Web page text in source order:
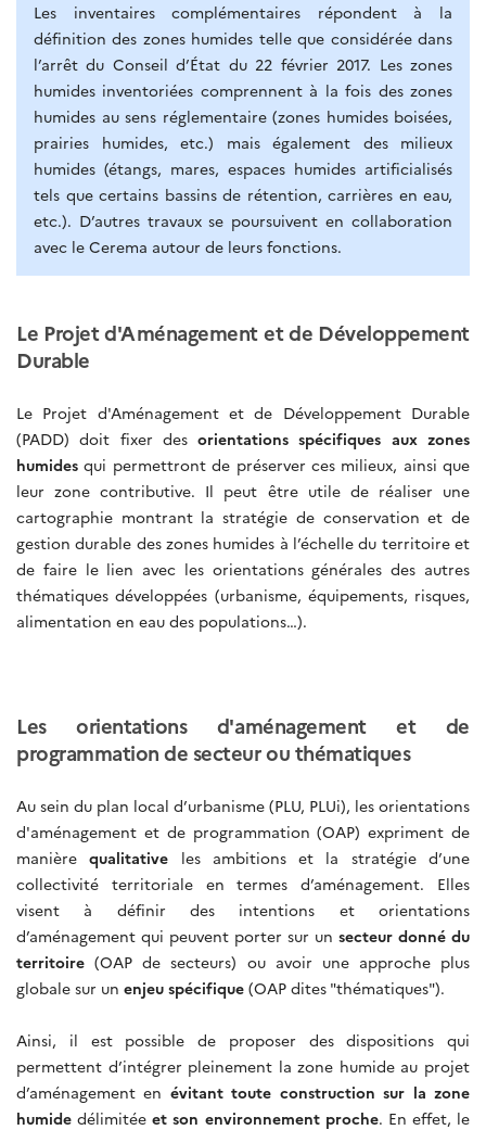
Les inventaires complémentaires répondent à la
définition des zones humides telle que considérée dans
l’arrêt du Conseil d’État du 22 février 2017. Les zones
humides inventoriées comprennent à la fois des zones
humides au sens réglementaire (zones humides boisées,
prairies humides, etc.) mais également des milieux
humides (étangs, mares, espaces humides artificialisés
tels que certains bassins de rétention, carrières en eau,
etc.). D’autres travaux se poursuivent en collaboration
avec le Cerema autour de leurs fonctions.
Le Projet d'Aménagement et de Développement
Durable
Le Projet d'Aménagement et de Développement Durable
(PADD) doit fixer desorientations spécifiques aux zones
humides qui permettront de préserver ces milieux, ainsi que
leur zone contributive. Il peut être utile de réaliser une
cartographie montrant la stratégie de conservation et de
gestion durable des zones humides à l’échelle du territoire et
de faire le lien avec les orientations générales des autres
thématiques développées (urbanisme, équipements, risques,
alimentation en eau des populations…).
Les orientations d'aménagement et de
programmation de secteur ou thématiques
Au sein du plan local d’urbanisme (PLU, PLUi), les orientations
d'aménagement et de programmation (OAP) expriment de
manière qualitative les ambitions et la stratégie d’une
collectivité territoriale en termes d’aménagement. Elles
visent à définir des intentions et orientations
d’aménagement qui peuvent porter sur un secteur donné du
territoire (OAP de secteurs) ou avoir une approche plus
globale sur un enjeu spécifique (OAP dites "thématiques").
Ainsi, il est possible de proposer des dispositions qui
permettent d’intégrer pleinement la zone humide au projet
d’aménagement en évitant toute construction sur la zone
humide délimitée et son environnement proche. En effet, le